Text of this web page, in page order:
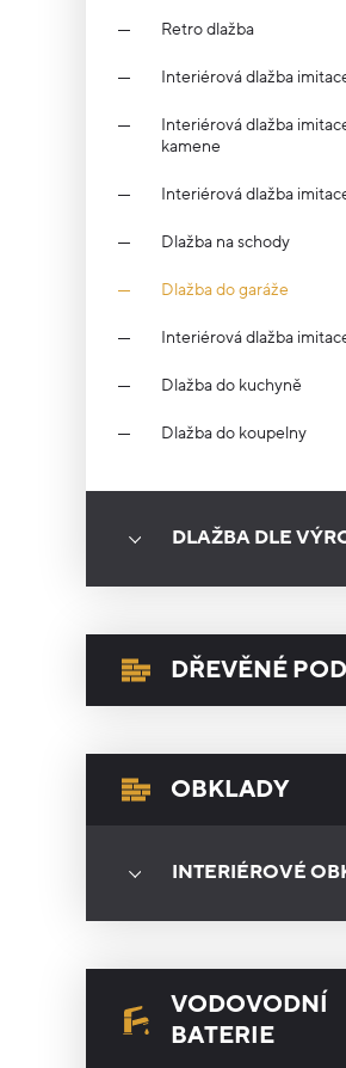
Retro dlažba
Interiérová dlažba
Interiérová dlažba
kamene
Interiérová dlažba
Dlažba na schody
Dlažba do garáže
Interiérová dlažba
Dlažba do kuchyně
Dlažba do koupelny
DLAŽBA DLE
DŘEVĚNÉ
OBKLADY
INTERIÉROVÉ
VODOVODNÍ
BATERIE